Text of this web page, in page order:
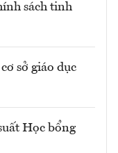
sách tinh
sở giáo dục
Học bổng